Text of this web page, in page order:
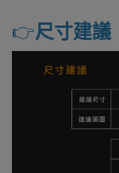
👉️尺寸建議